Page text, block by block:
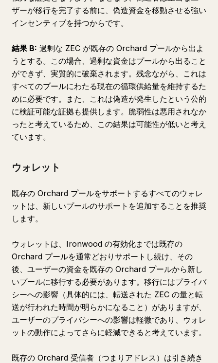
ザーが移行を完了する前に、偽造資金を移動させる強い
インセンティブを持つからです。
結果 B: 過剰な ZEC が既存の Orchard プールから出よ
うとする。この場合、過剰な資金はプールから出ること
ができず、実質的に破棄されます。残念ながら、これは
すべてのプールにわたる現在の循環供給量を維持するた
めに必要です。また、これは偽造が発生したという公的
に検証可能な証拠も提供します。脆弱性は悪用されなか
ったと考えているため、この結果は可能性が低いと考え
ています。
ウォレット
既存の Orchard プールをサポートするすべてのウォレ
ットは、新しいプールのサポートを追加することを推奨
します。
ウォレットは、Ironwood の有効化までは既存の
Orchard プールを通常どおりサポートし続け、その
後、ユーザーの資金を既存の Orchard プールから新し
いプールに移行する必要があります。移行にはプライバ
シーへの影響（具体的には、転送された ZEC の量と転
送が行われた時間が明らかになること）がありますが、
ユーザーのプライバシーへの影響は軽微であり、ウォレ
ットの動作によってさらに軽減できると考えています。
既存の Orchard 受信者（つまりアドレス）は引き続き